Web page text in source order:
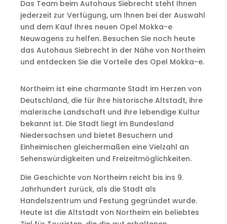
Das Team beim Autohaus Siebrecht steht Ihnen
jederzeit zur Verfügung, um Ihnen bei der Auswahl
und dem Kauf Ihres neuen Opel Mokka-e
Neuwagens zu helfen. Besuchen Sie noch heute
das Autohaus Siebrecht in der Nähe von Northeim
und entdecken Sie die Vorteile des Opel Mokka-e.
Northeim ist eine charmante Stadt im Herzen von
Deutschland, die für ihre historische Altstadt, ihre
malerische Landschaft und ihre lebendige Kultur
bekannt ist. Die Stadt liegt im Bundesland
Niedersachsen und bietet Besuchern und
Einheimischen gleichermaßen eine Vielzahl an
Sehenswürdigkeiten und Freizeitmöglichkeiten.
Die Geschichte von Northeim reicht bis ins 9.
Jahrhundert zurück, als die Stadt als
Handelszentrum und Festung gegründet wurde.
Heute ist die Altstadt von Northeim ein beliebtes